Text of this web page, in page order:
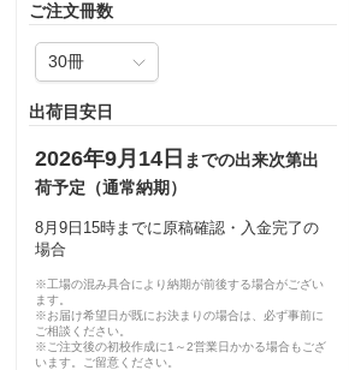
ご注文冊数
出荷目安日
2026年9月14日 までの出来次第出
荷予定（通常納期）
8月9日15時までに原稿確認・入金完了の
場合
※工場の混み具合により納期が前後する場合がござい
ます。
※お届け希望日が既にお決まりの場合は、必ず事前に
ご相談ください。
※ご注文後の初校作成に1～2営業日かかる場合もござ
います。ご留意ください。